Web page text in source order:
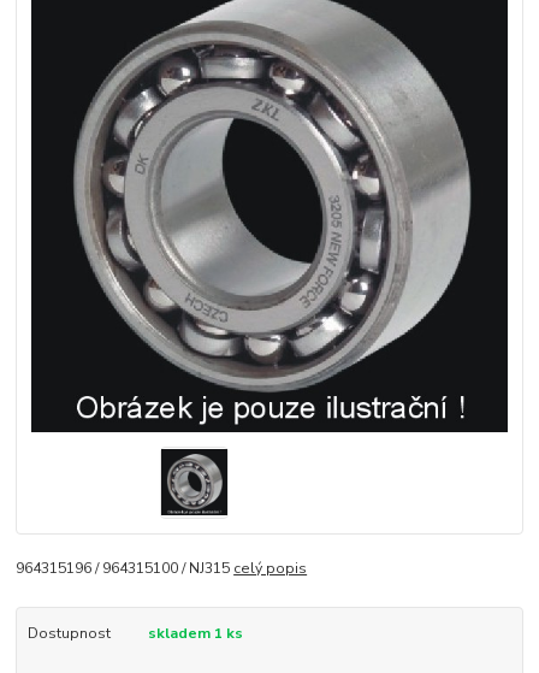
964315196 / 964315100 / NJ315 celý popis
Dostupnost skladem 1 ks